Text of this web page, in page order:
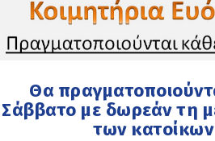
Θα
Σάββατο με δωρεάν τη
των κατοίκων